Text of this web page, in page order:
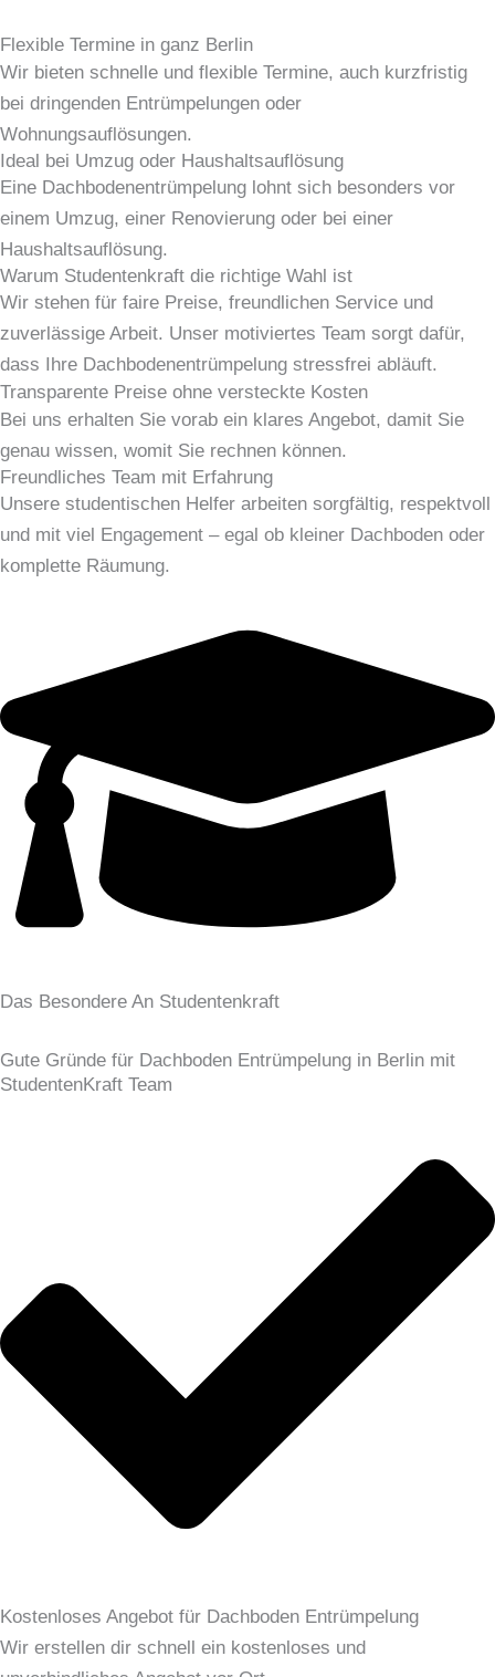
Flexible Termine in ganz Berlin
Wir bieten schnelle und flexible Termine, auch kurzfristig
bei dringenden Entrümpelungen oder
Wohnungsauflösungen.
Ideal bei Umzug oder Haushaltsauflösung
Eine Dachbodenentrümpelung lohnt sich besonders vor
einem Umzug, einer Renovierung oder bei einer
Haushaltsauflösung.
Warum Studentenkraft die richtige Wahl ist
Wir stehen für faire Preise, freundlichen Service und
zuverlässige Arbeit. Unser motiviertes Team sorgt dafür,
dass Ihre Dachbodenentrümpelung stressfrei abläuft.
Transparente Preise ohne versteckte Kosten
Bei uns erhalten Sie vorab ein klares Angebot, damit Sie
genau wissen, womit Sie rechnen können.
Freundliches Team mit Erfahrung
Unsere studentischen Helfer arbeiten sorgfältig, respektvoll
und mit viel Engagement – egal ob kleiner Dachboden oder
komplette Räumung.
Das Besondere An Studentenkraft
Gute Gründe für Dachboden Entrümpelung in Berlin mit
StudentenKraft Team
Kostenloses Angebot für Dachboden Entrümpelung
Wir erstellen dir schnell ein kostenloses und